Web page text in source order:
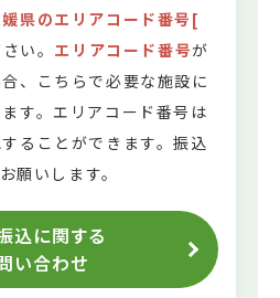
媛県のエリアコード番号[
い。 エリアコード番号が
、こちらで必要な施設に
す。エリアコード番号は
ることができます。振込
願いします。
込に関する
い合わせ